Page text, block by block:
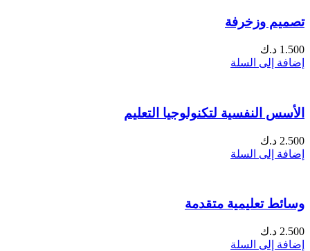
تصميم وزخرفة
1.500 د.ك
إضافة إلى السلة
الأسس النفسية لتكنولوجيا التعليم
2.500 د.ك
إضافة إلى السلة
وسائط تعليمية متقدمة
2.500 د.ك
إضافة إلى السلة